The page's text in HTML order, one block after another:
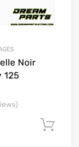
Noir
125